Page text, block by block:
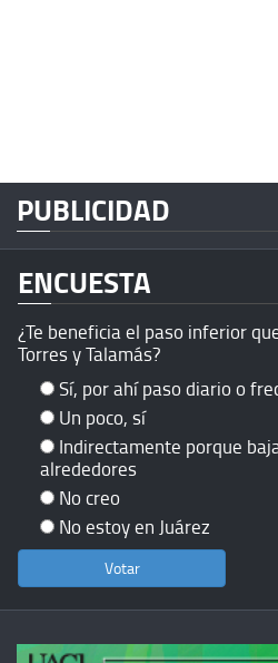
PUBLICIDAD
ENCUESTA
¿Te beneficia el paso inferior
Torres y Talamás?
Sí, por ahí paso diario o
Un poco, sí
Indirectamente porque
alrededores
No creo
No estoy en Juárez